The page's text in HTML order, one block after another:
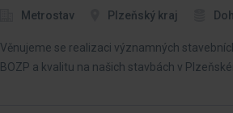
Metrostav Plzeňský kraj
Věnujeme se realizaci významných
BOZP a kvalitu na našich stavbách v